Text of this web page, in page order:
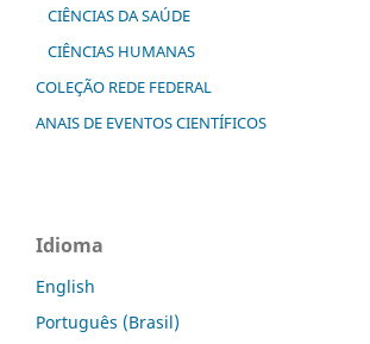
CIÊNCIAS DA SAÚDE
CIÊNCIAS HUMANAS
COLEÇÃO REDE FEDERAL
ANAIS DE EVENTOS CIENTÍFICOS
Idioma
English
Português (Brasil)